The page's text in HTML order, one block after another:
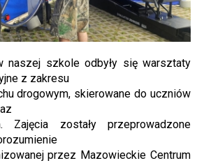
naszej szkole odbyły się warsztaty
z zakresu
drogowym, skierowane do uczniów
Zajęcia zostały przeprowadzone
przez Mazowieckie Centrum